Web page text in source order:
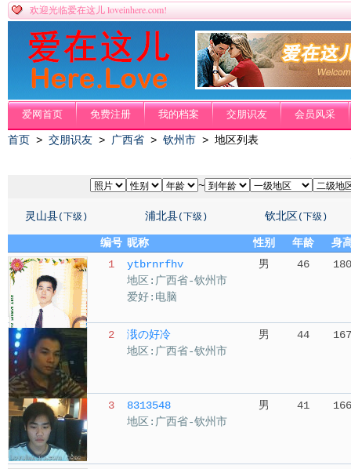
欢迎光临爱在这儿 loveinhere.com!
爱网首页 免费注册 我的档案 交朋识友 会员风采
首页 > 交朋识友 > 广西省 > 钦州市 > 地区列表
~
灵山县(下级) 浦北县(下级) 钦北区 (下级)
编号 昵称 性别 年龄
身
1
ytbrnrfhv 男 46
180
地区:广西省-钦州市
爱好:电脑
2 涐の好冷 男 44
167
地区:广西省-钦州市
3 8313548 男 41
166
地区:广西省-钦州市